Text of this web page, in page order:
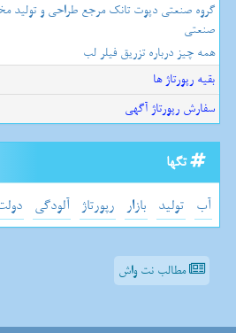
گروه صنعتی دپوت تانک مرجع طراحی و تولید
صنعتی
همه چیز درباره تزریق فیلر لب
بقیه رپورتاژ ها
سفارش رپورتاژ آگهی
تگها
آب تولید بازار رپورتاژ آلودگی
مطالب نت واش